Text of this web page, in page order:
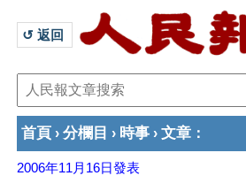
↺ 返回
首頁 › 分欄目 › 時事 › 文章 ：
2006年11月16日發表